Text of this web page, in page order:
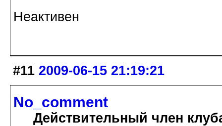
Неактивен
#11 2009-06-15 21:19:21
No_comment
Действительный член